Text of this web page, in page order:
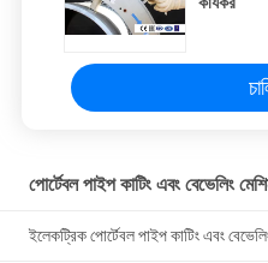
পোর্টেবল পাইপ কাটিং এবং বেভেলিং
ইলেকট্রিক পোর্টেবল পাইপ কাটিং এবং